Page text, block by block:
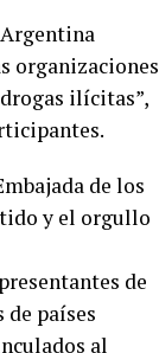
organizaciones
ilícitas”,
de los
y el orgullo
de
de países
al